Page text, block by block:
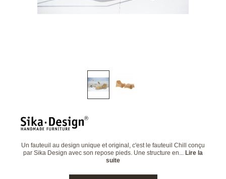
Un fauteuil au design unique et original, c'est le fauteuil Chill conçu
par Sika Design avec son repose pieds. Une structure en... Lire la
suite